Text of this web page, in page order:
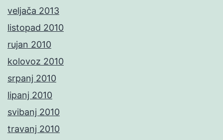
veljača 2013
listopad 2010
rujan 2010
kolovoz 2010
srpanj 2010
lipanj 2010
svibanj 2010
travanj 2010